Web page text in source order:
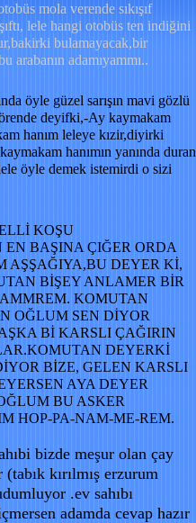
mola verende sıkışıf
lele hangi otobüs ten indiğini
bulamayacak,bir
arabanın adamıyammı..
öyle güzel sarışın mavi gözlü
deyifki,-Ay kaymakam
hanım leleye kızir,diyirki
hanımın yanında duran
öyle demek istemirdi o sizi
KOŞU
BAŞINA ÇIĞER ORDA
AŞŞAĞIYA,BU DEYER Kİ,
BİŞEY ANLAMER BİR
KOMUTAN
OĞLUM SEN DİYOR
Bİ KARSLI ÇAĞIRIN
DEYERKİ
BİZE, GELEN KARSLI
AYA DEYER
BU ASKER
HOP-PA-NAM-ME-REM.
bizde meşur olan çay
kırılmış erzurum
.ev sahıbı
adamda cevap hazır